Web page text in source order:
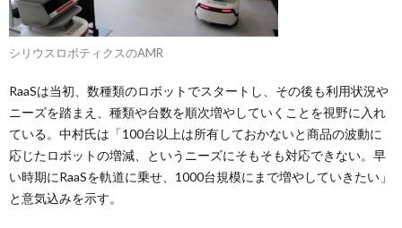
シリウスロボティクスのAMR
RaaSは当初、数種類のロボットでスタートし、その後も利用状況や
ニーズを踏まえ、種類や台数を順次増やしていくことを視野に入れ
ている。中村氏は「100台以上は所有しておかないと商品の波動に
応じたロボットの増減、というニーズにそもそも対応できない。早
い時期にRaaSを軌道に乗せ、1000台規模にまで増やしていきたい」
と意気込みを示す。